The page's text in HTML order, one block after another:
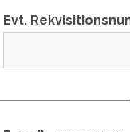
Evt.